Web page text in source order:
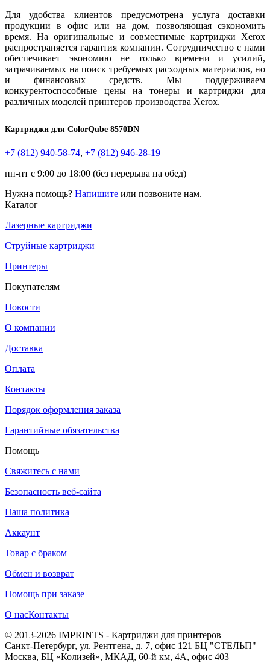
Для удобства клиентов предусмотрена услуга доставки
продукции в офис или на дом, позволяющая сэкономить
время. На оригинальные и совместимые картриджи Xerox
распространяется гарантия компании. Сотрудничество с нами
обеспечивает экономию не только времени и усилий,
затрачиваемых на поиск требуемых расходных материалов, но
и финансовых средств. Мы поддерживаем
конкурентоспособные цены на тонеры и картриджи для
различных моделей принтеров производства Xerox.
Картриджи для ColorQube 8570DN
+7 (812) 940-58-74, +7 (812) 946-28-19
пн-пт с 9:00 до 18:00 (без перерыва на обед)
Нужна помощь? Напишите или позвоните нам.
Каталог
Лазерные картриджи
Струйные картриджи
Принтеры
Покупателям
Новости
О компании
Доставка
Оплата
Контакты
Порядок оформления заказа
Гарантийные обязательства
Помощь
Свяжитесь с нами
Безопасность веб-сайта
Наша политика
Аккаунт
Товар с браком
Обмен и возврат
Помощь при заказе
О насКонтакты
© 2013-2026 IMPRINTS - Картриджи для принтеров
Санкт-Петербург, ул. Рентгена, д. 7, офис 121 БЦ "СТЕЛЬП"
Москва, БЦ «Колизей», МКАД, 60-й км, 4А, офис 403